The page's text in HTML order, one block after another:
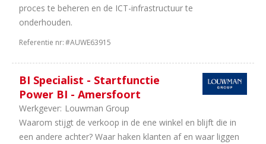
proces te beheren en de ICT-infrastructuur te
onderhouden.
Referentie nr:#AUWE63915
BI Specialist - Startfunctie
Power BI - Amersfoort
Werkgever: Louwman Group
Waarom stijgt de verkoop in de ene winkel en blijft die in
een andere achter? Waar haken klanten af en waar liggen